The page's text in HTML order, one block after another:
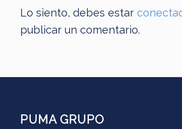
Lo siento, debes estar
publicar un comentario.
PUMA GRUPO